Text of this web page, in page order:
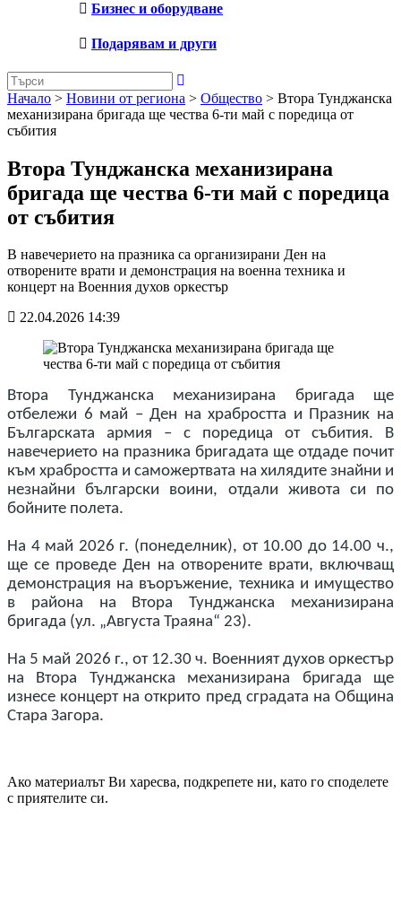
Бизнес и оборудване
Подарявам и други
Начало > Новини от региона > Общество > Втора Тунджанска
механизирана бригада ще чества 6-ти май с поредица от
събития
Втора Тунджанска механизирана
бригада ще чества 6-ти май с поредица
от събития
В навечерието на празника са организирани Ден на
отворените врати и демонстрация на военна техника и
концерт на Военния духов оркестър
22.04.2026 14:39
Втора Тунджанска механизирана бригада ще
отбележи 6 май – Ден на храбростта и Празник на
Българската армия – с поредица от събития. В
навечерието на празника бригадата ще отдаде почит
към храбростта и саможертвата на хилядите знайни и
незнайни български воини, отдали живота си по
бойните полета.
На 4 май 2026 г. (понеделник), от 10.00 до 14.00 ч.,
ще се проведе Ден на отворените врати, включващ
демонстрация на въоръжение, техника и имущество
в района на Втора Тунджанска механизирана
бригада (ул. „Августа Траяна“ 23).
На 5 май 2026 г., от 12.30 ч. Военният духов оркестър
на Втора Тунджанска механизирана бригада ще
изнесе концерт на открито пред сградата на Община
Стара Загора.
Ако материалът Ви харесва, подкрепете ни, като го споделете
с приятелите си.